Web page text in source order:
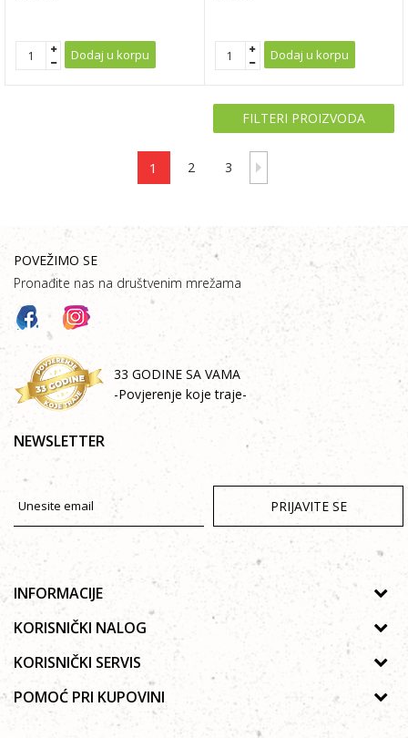
Dodaj u korpu Dodaj u korpu
FILTERI PROIZVODA
1 2 3
POVEŽIMO SE
Pronađite nas na društvenim mrežama
33 GODINE SA VAMA
-Povjerenje koje traje-
NEWSLETTER
PRIJAVITE SE
INFORMACIJE
O nama
Galerija
Saradnja
KORISNIČKI NALOG
Uputstvo za registraciju
Zaboravljena lozinka
Poručivanje
KORISNIČKI SERVIS
Politika privatnosti
Autorska prava
POMOĆ PRI KUPOVINI
Kako kupiti online?